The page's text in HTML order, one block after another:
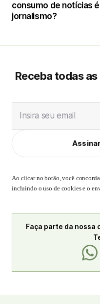
consumo de notícias
jornalismo?
Receba todas
Insira seu email
Ao clicar no botão, você
incluindo o uso de cookies e o
Faça parte da nossa